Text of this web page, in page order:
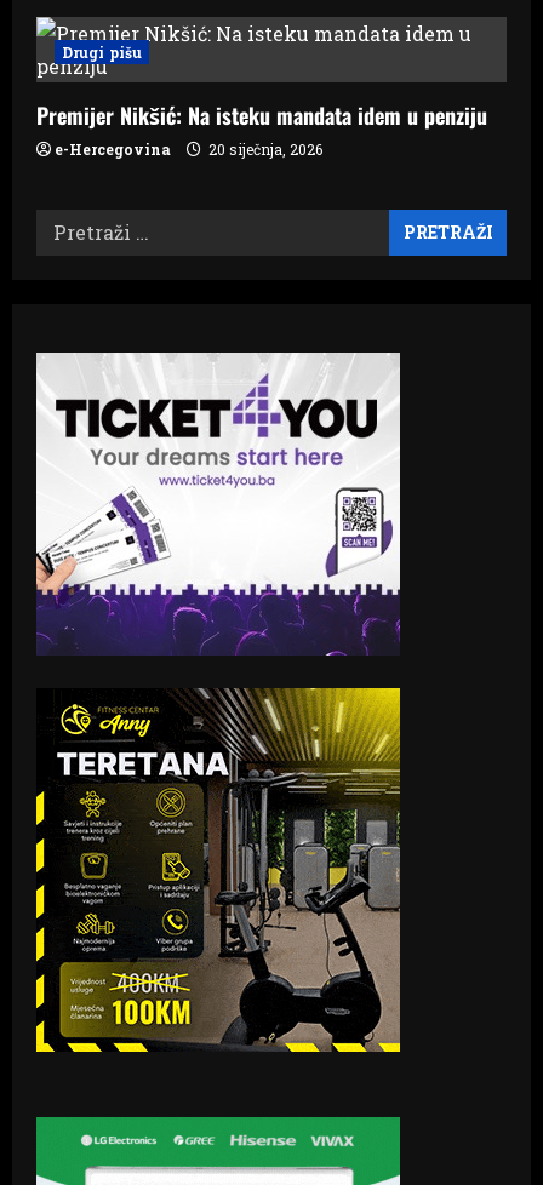
Drugi pišu
Premijer Nikšić: Na isteku mandata idem u penziju
e-Hercegovina 20 siječnja, 2026
Pretraži: